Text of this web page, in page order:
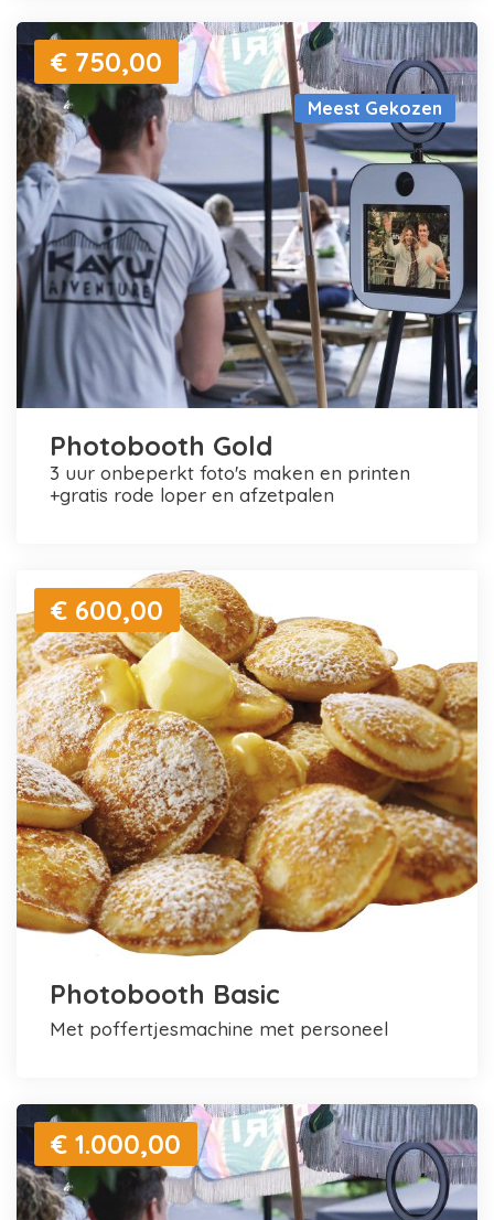
Meest Gekozen
€ 750,00
Photobooth Gold
3 uur onbeperkt foto's maken en printen
+gratis rode loper en afzetpalen
€ 600,00
Photobooth Basic
met poffertjesmachine met personeel
€ 1.000,00